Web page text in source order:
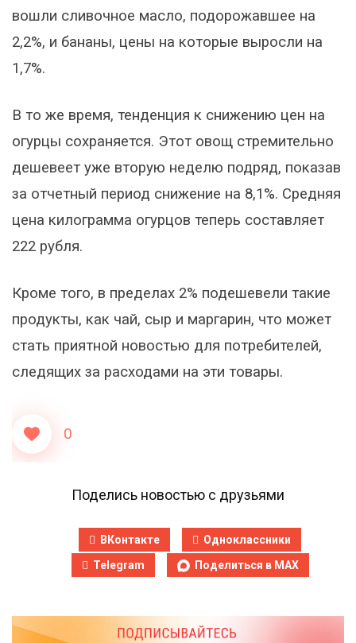
вошли сливочное масло, подорожавшее на
2,2%, и бананы, цены на которые выросли на
1,7%.
В то же время, тенденция к снижению цен на
огурцы сохраняется. Этот овощ стремительно
дешевеет уже вторую неделю подряд, показав
за отчетный период снижение на 8,1%. Средняя
цена килограмма огурцов теперь составляет
222 рубля.
Кроме того, в пределах 2% подешевели такие
продукты, как чай, сыр и маргарин, что может
стать приятной новостью для потребителей,
следящих за расходами на эти товары.
0
Поделись новостью с друзьями
ВКонтакте
Одноклассники
Telegram
Поделиться в MAX